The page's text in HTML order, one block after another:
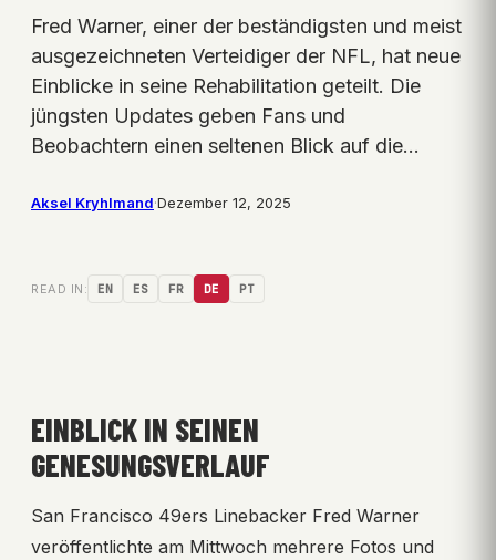
Fred Warner, einer der beständigsten und meist
ausgezeichneten Verteidiger der NFL, hat neue
Einblicke in seine Rehabilitation geteilt. Die
jüngsten Updates geben Fans und
Beobachtern einen seltenen Blick auf die…
Aksel Kryhlmand·Dezember 12, 2025
READ IN: EN ES FR DE PT
EINBLICK IN SEINEN
GENESUNGSVERLAUF
San Francisco 49ers Linebacker Fred Warner
veröffentlichte am Mittwoch mehrere Fotos und